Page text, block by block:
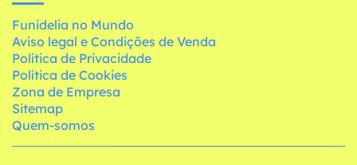
Funidelia no Mundo
Aviso legal e Condições de Venda
Política de Privacidade
Política de Cookies
Zona de Empresa
Sitemap
Quem-somos